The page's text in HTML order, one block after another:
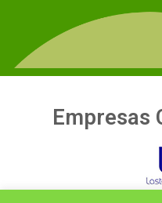
Empresas